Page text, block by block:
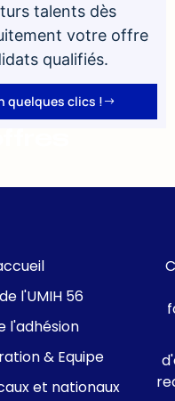
talents dès
votre offre
qualifiés.
quelques clics !
l'UMIH 56
l'adhésion
& Equipe
et nationaux